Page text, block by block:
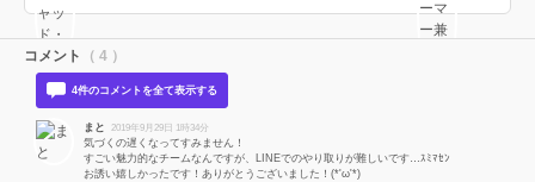
コメント （ 4 ）
4件のコメントを全て表示する
まと 2019年9月29日 1時34分
気づくの遅くなってすみません！
すごい魅力的なチームなんですが、LINEでのやり取りが難しいです…ｽﾐﾏｾﾝ
お誘い嬉しかったです！ありがとうございました！(*'ω'*)